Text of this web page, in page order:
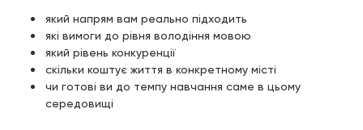
який напрям вам реально підходить
які вимоги до рівня володіння мовою
який рівень конкуренції
скільки коштує життя в конкретному місті
чи готові ви до темпу навчання саме в цьому
середовищі